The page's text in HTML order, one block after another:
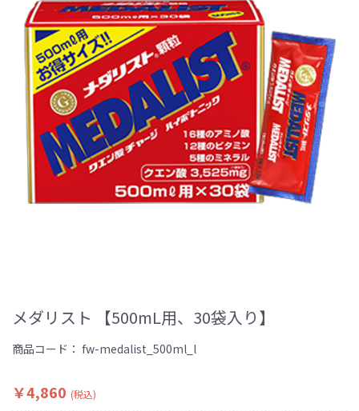
メダリスト 【500mL用、30袋入り】
商品コード： fw-medalist_500ml_l
￥4,860 (税込)